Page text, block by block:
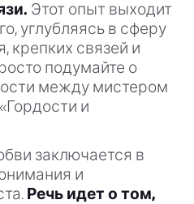
Этот опыт выходит
углубляясь в сферу
крепких связей и
подумайте о
между мистером
и
заключается в
и
Речь идет о том,